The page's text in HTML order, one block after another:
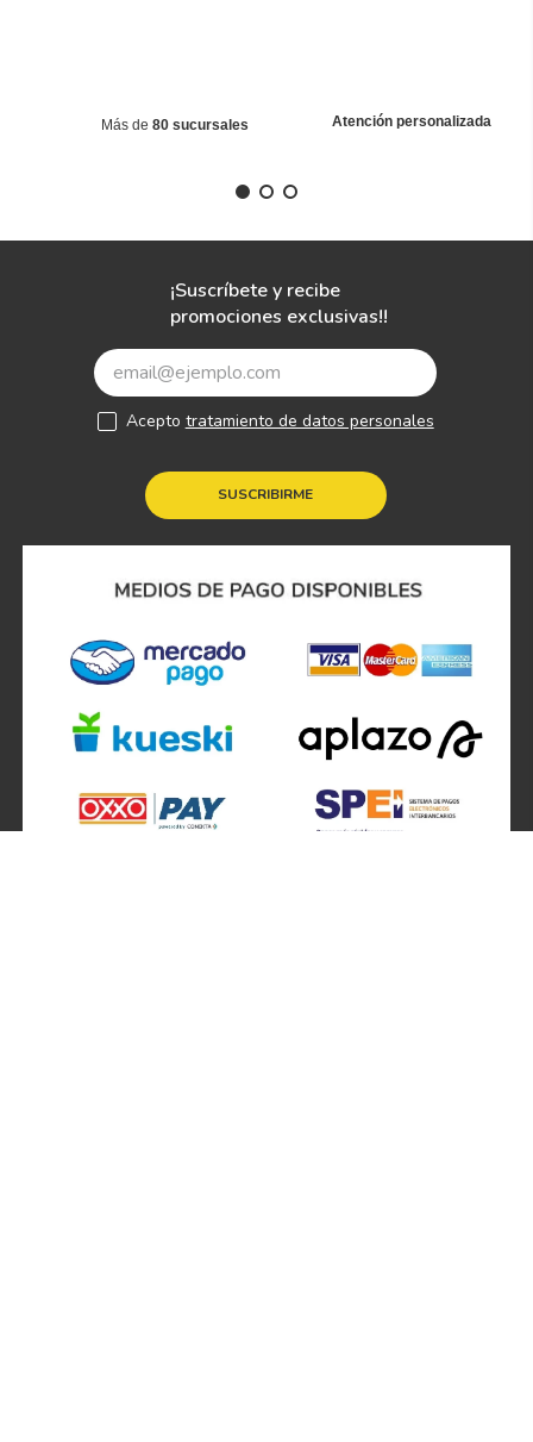
Más de 80 sucursales Atención personalizada
¡Suscríbete y recibe
promociones exclusivas!!
SUSCRIBIRME
Acepto tratamiento de datos personales